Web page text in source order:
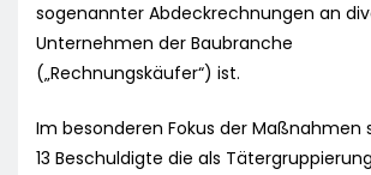
sogenannter Abdeckrechnungen an
Unternehmen der Baubranche
(„Rechnungskäufer“) ist.
Im besonderen Fokus der Maßnahmen
13 Beschuldigte die als Tätergruppierung